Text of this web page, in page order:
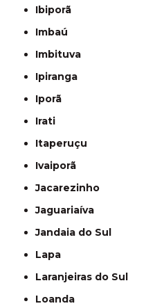
Ibiporã
Imbaú
Imbituva
Ipiranga
Iporã
Irati
Itaperuçu
Ivaiporã
Jacarezinho
Jaguariaíva
Jandaia do Sul
Lapa
Laranjeiras do Sul
Loanda